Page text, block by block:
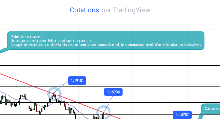
Cotations par TradingView